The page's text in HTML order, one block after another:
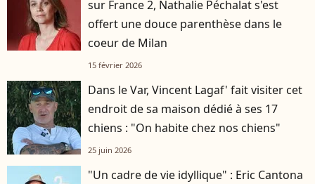
sur France 2, Nathalie Péchalat s'est
offert une douce parenthèse dans le
coeur de Milan
15 février 2026
Dans le Var, Vincent Lagaf' fait visiter cet
endroit de sa maison dédié à ses 17
chiens : "On habite chez nos chiens"
25 juin 2026
"Un cadre de vie idyllique" : Eric Cantona